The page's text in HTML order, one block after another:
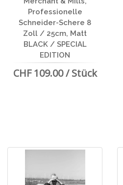
Professionelle
Schneider-Schere 8
Zoll / 25cm, Matt
BLACK / SPECIAL
EDITION
CHF 109.00 / Stück